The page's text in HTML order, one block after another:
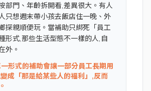
部門、年齡拆開看,差異很大。有人
只想週末帶小孩去飯店住一晚、外
探親順便玩。當補助只綁死「員工
形式,那些生活型態不一樣的人,自
外。
形式的補助會讓一部分員工長期用
成「那是給某些人的福利」,反而